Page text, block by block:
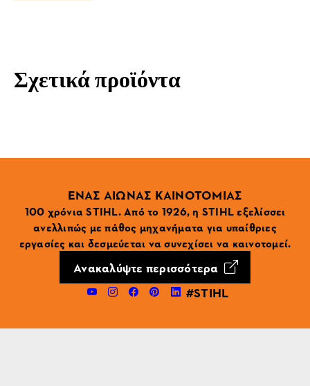
Σχετικά προϊόντα
ΕΝΑΣ ΑΙΩΝΑΣ ΚΑΙΝΟΤΟΜΙΑΣ
100 χρόνια STIHL. Από το 1926, η STIHL εξελίσσει
ανελλιπώς με πάθος μηχανήματα για υπαίθριες
εργασίες και δεσμεύεται να συνεχίσει να καινοτομεί.
Ανακαλύψτε περισσότερα
#STIHL